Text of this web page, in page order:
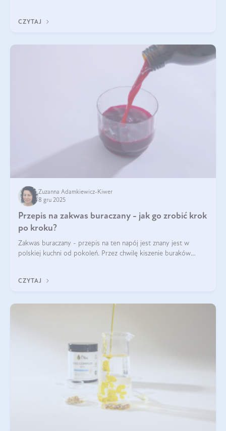
CZYTAJ
Zuzanna Adamkiewicz-Kiwer
8 gru 2025
Przepis na zakwas buraczany - jak go zrobić krok
po kroku?
Zakwas buraczany - przepis na ten napój jest znany jest w
polskiej kuchni od pokoleń. Przez chwilę kiszenie buraków
CZYTAJ